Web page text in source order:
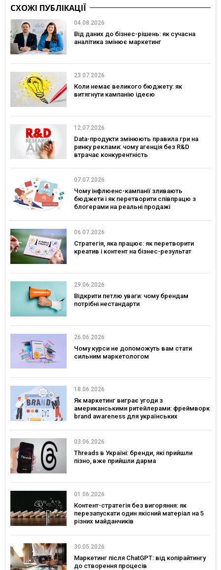
СХОЖІ ПУБЛІКАЦІЇ
04.08.2026
Від даних до бізнес-рішень: як сучасна
аналітика змінює маркетинг
23.07.2026
Коли немає великого бюджету: як
витягнути кампанію ідеєю
12.07.2026
Data-продукти змінюють правила гри на
ринку реклами: чому агенція без R&D
втрачає конкурентність
07.07.2026
Чому інфлюенс-кампанії зливають
бюджети і як перетворити співпрацю з
блогерами на реальні продажі
06.07.2026
Стратегія, яка працює: як перетворити
креатив і контент на бізнес-результат
29.06.2026
Відкрити петлю уваги: чому брендам
потрібні нестандарти
26.06.2026
Чому курси не допоможуть вам стати
сильним маркетологом
18.06.2026
Як маркетинг виграє угоди з
американськими ритейлерами: фреймворк
brand awareness для українських
03.06.2026
Threads в Україні: бренди, які прийшли
пізно, вже прийшли дарма
01.06.2026
Контент-стратегія без вигоряння: як
перезапускати один якісний матеріал на 5
різних майданчиків
30.05.2026
Маркетинг після ChatGPT: від копірайтингу
до створення процесів